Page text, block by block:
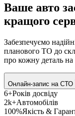
Ваше авто
кращого
Забезпечуємо
планового ТО до
про кожну деталь
Онлайн-запис на СТО
6+Років досвіду
2k+Автомобілів
100%Якість &